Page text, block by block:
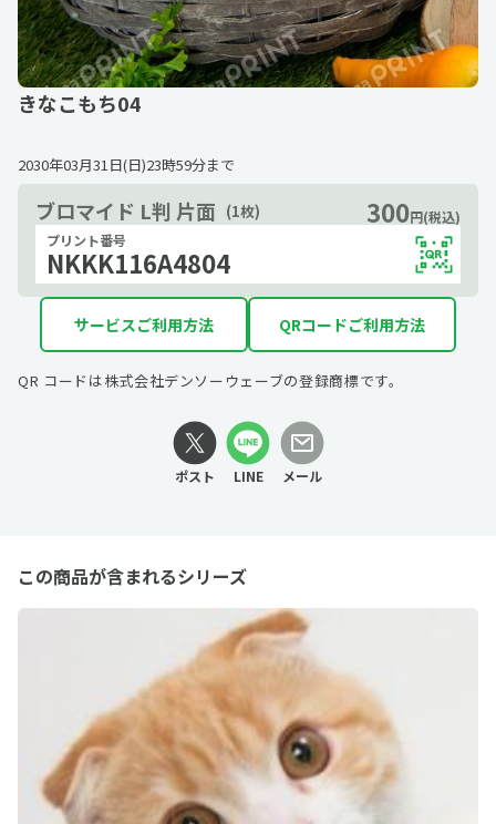
きなこもち04
2030年03月31日(日)23時59分まで
ブロマイド L判 片面 (1枚) 300円(税込)
プリント番号
NKKK116A4804
サービスご利用方法 QRコードご利用方法
QR コードは株式会社デンソーウェーブの登録商標です。
ポスト LINE メール
この商品が含まれるシリーズ